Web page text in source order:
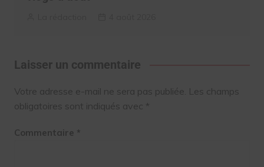
Laisser un commentaire
Votre adresse e-mail ne sera pas publiée. Les champs
obligatoires sont indiqués avec *
Commentaire *